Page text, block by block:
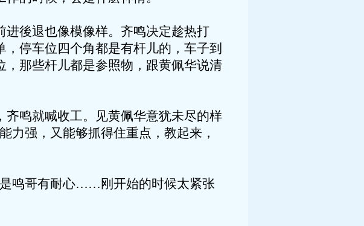
後退也像模像样。齐鸣决定趁热打
停车位四个角都是有杆儿的，车子到
那些杆儿都是参照物，跟黄佩华说清
鸣就喊收工。见黄佩华意犹未尽的样
力强，又能够抓得住重点，教起来，
鸣哥有耐心……刚开始的时候太紧张